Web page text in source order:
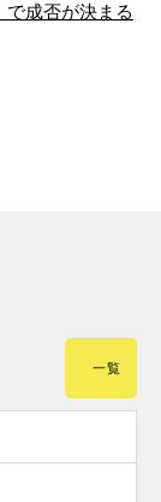
成否が決まる
一覧